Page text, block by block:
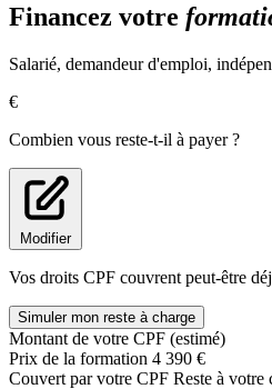
Financez votre
Salarié, demandeur d'emploi,
€
Combien vous reste-t-il à payer ?
Modifier
Vos droits CPF couvrent peut-être
Simuler mon reste à charge
Montant de votre CPF (estimé)
Prix de la formation 4 390 €
Couvert par votre CPF Reste à votre